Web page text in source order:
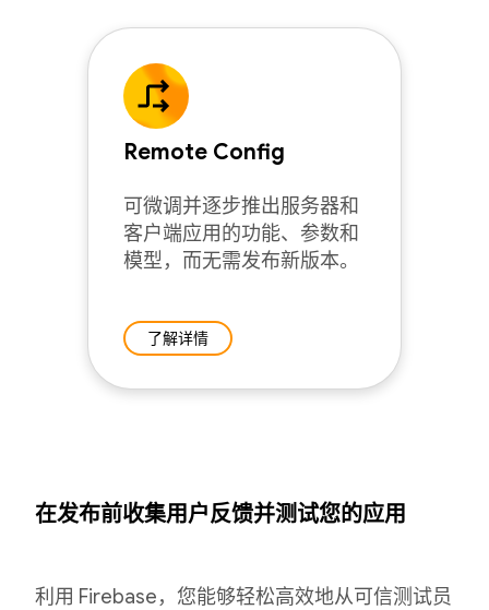
Remote Config
可微调并逐步推出服务器和
客户端应用的功能、参数和
模型，而无需发布新版本。
了解详情
在发布前收集用户反馈并测试您的应用
利用 Firebase，您能够轻松高效地从可信测试员